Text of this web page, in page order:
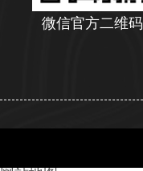
微信官方二维码